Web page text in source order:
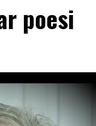
poesi